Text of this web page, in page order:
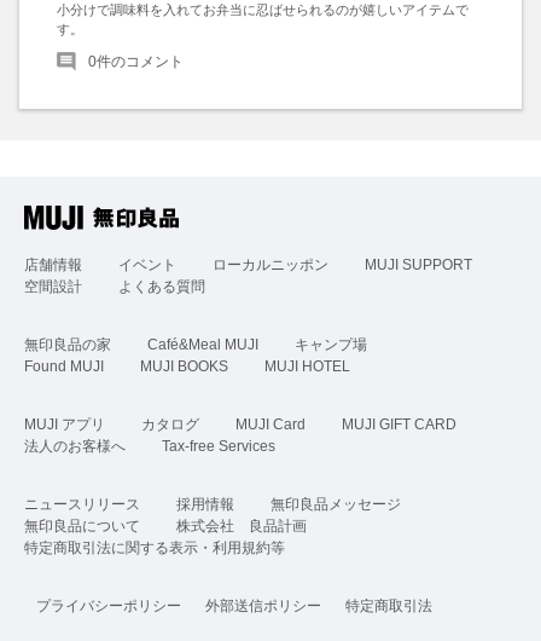
小分けで調味料を入れてお弁当に忍ばせられるのが嬉しいアイテムで
す。
0件のコメント
店舗情報 イベント ローカルニッポン
MUJI SUPPORT
空間設計
よくある質問
無印良品の家 Café&Meal MUJI
キャンプ場
Found MUJI
MUJI BOOKS MUJI HOTEL
MUJI アプリ カタログ MUJI Card
MUJI GIFT CARD
法人のお客様へ
Tax-free Services
ニュースリリース 採用情報
無印良品メッセージ
無印良品について
株式会社 良品計画
特定商取引法に関する表示・利用規約等
プライバシーポリシー 外部送信ポリシー 特定商取引法